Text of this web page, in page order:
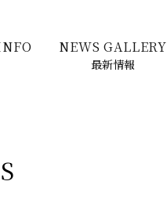
NEWS GALLERY
最新情報